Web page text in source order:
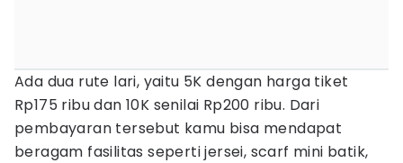
Ada dua rute lari, yaitu 5K dengan harga tiket
Rp175 ribu dan 10K senilai Rp200 ribu. Dari
pembayaran tersebut kamu bisa mendapat
beragam fasilitas seperti jersei, scarf mini batik,